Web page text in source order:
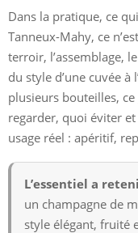
Dans la pratique, ce
Tanneux-Mahy, ce
terroir, l’assemblage,
du style d’une cuvée à
plusieurs bouteilles,
regarder, quoi éviter
usage réel : apéritif,
L’essentiel a
un champagne de
style élégant, fruité